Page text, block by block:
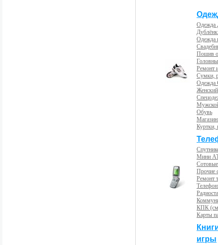
Одежда
Одежда
Пошив
Ремонт
Сумки,
Одежда
Обувь
Куртки,
Мини
Прочие
Ремонт
КПК
Карты
игры